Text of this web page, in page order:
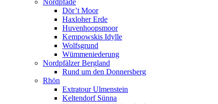
Nordpfade
Dör’t Moor
Haxloher Erde
Huvenhoopsmoor
Kempowskis Idylle
Wolfsgrund
Wümmeniederung
Nordpfälzer Bergland
Rund um den Donnersberg
Rhön
Extratour Ulmenstein
Keltendorf Sünna